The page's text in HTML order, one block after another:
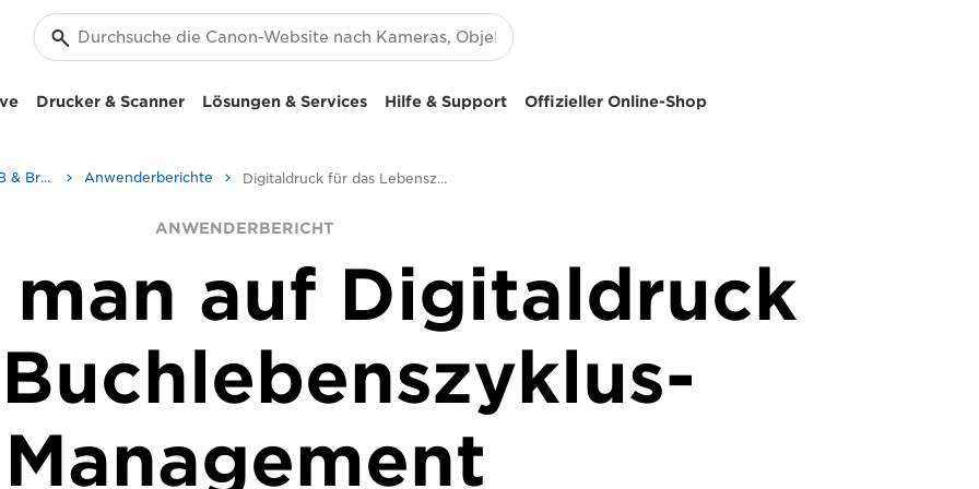
Drucker & Scanner Lösungen & Services Hilfe & Support Offizieller Online-Shop
Business-Insights - B2B & Branchen-News Anwenderberichte Digitaldruck für das Lebenszyklus-Management von Büchern – Anwenderbericht
ANWENDERBERICHT
auf Digitaldruck
Management